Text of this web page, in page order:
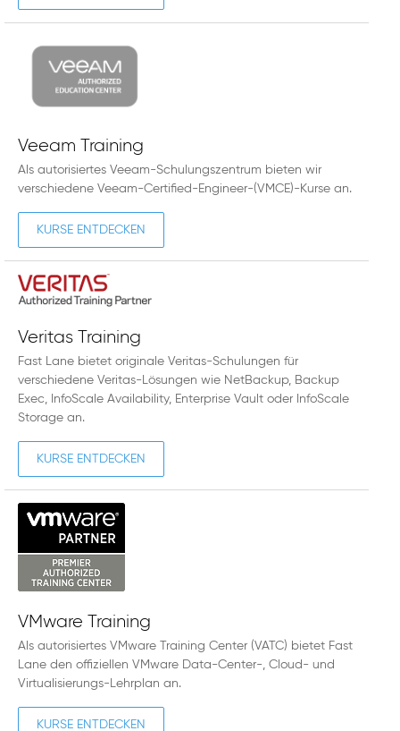
Veeam Training
Als autorisiertes Veeam-Schulungszentrum bieten wir
verschiedene Veeam-Certified-Engineer-(VMCE)-Kurse an.
KURSE ENTDECKEN
Veritas Training
Fast Lane bietet originale Veritas-Schulungen für
verschiedene Veritas-Lösungen wie NetBackup, Backup
Exec, InfoScale Availability, Enterprise Vault oder InfoScale
Storage an.
KURSE ENTDECKEN
VMware Training
Als autorisiertes VMware Training Center (VATC) bietet Fast
Lane den offiziellen VMware Data-Center-, Cloud- und
Virtualisierungs-Lehrplan an.
KURSE ENTDECKEN